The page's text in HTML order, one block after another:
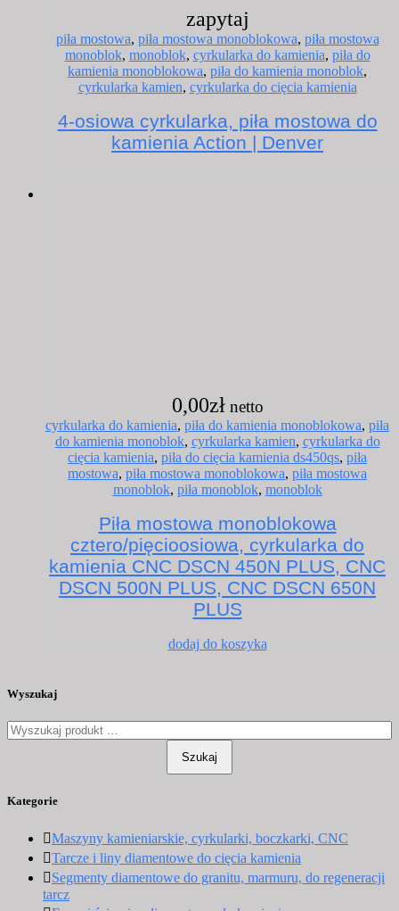
zapytaj
piła mostowa, piła mostowa monoblokowa, piła mostowa
monoblok, monoblok, cyrkularka do kamienia, piła do
kamienia monoblokowa, piła do kamienia monoblok,
cyrkularka kamien, cyrkularka do cięcia kamienia
4-osiowa cyrkularka, piła mostowa do
kamienia Action | Denver
0,00zł
cyrkularka do kamienia, piła do kamienia monoblokowa, piła
do kamienia monoblok, cyrkularka kamien, cyrkularka do
cięcia kamienia, piła do cięcia kamienia ds450qs, piła
mostowa, piła mostowa monoblokowa, piła mostowa
monoblok, piła monoblok, monoblok
Piła mostowa monoblokowa
cztero/pięcioosiowa, cyrkularka do
kamienia CNC DSCN 450N PLUS, CNC
DSCN 500N PLUS, CNC DSCN 650N
PLUS
dodaj do koszykaTen
Opcje
można
Wyszukaj
Szukaj
Kategorie
Maszyny kamieniarskie, cyrkularki, boczkarki, CNC
Tarcze i liny diamentowe do cięcia kamienia
Segmenty diamentowe do granitu, marmuru, do regeneracji
tarcz